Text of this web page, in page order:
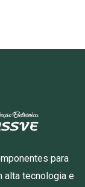
para
alta tecnologia e